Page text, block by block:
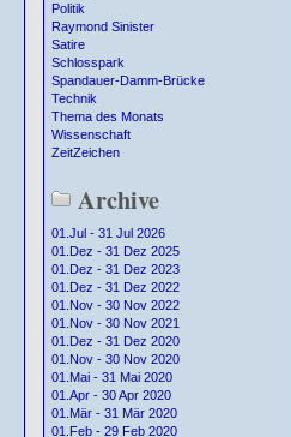
Politik
Raymond Sinister
Satire
Schlosspark
Spandauer-Damm-Brücke
Technik
Thema des Monats
Wissenschaft
ZeitZeichen
Archive
01.Jul - 31 Jul 2026
01.Dez - 31 Dez 2025
01.Dez - 31 Dez 2023
01.Dez - 31 Dez 2022
01.Nov - 30 Nov 2022
01.Nov - 30 Nov 2021
01.Dez - 31 Dez 2020
01.Nov - 30 Nov 2020
01.Mai - 31 Mai 2020
01.Apr - 30 Apr 2020
01.Mär - 31 Mär 2020
01.Feb - 29 Feb 2020